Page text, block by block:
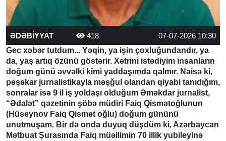
ƏDƏBİYYAT 418
07-07-2026 10:30
Gec xəbər tutdum... Yəqin, ya işin çoxluğundandır, ya
da, yaş artıq özünü göstərir. Xətrini istədiyim insanların
doğum günü əvvəlki kimi yaddaşımda qalmır. Nəisə ki,
peşəkar jurnalistikayla məşğul olandan qiyabi tanıdığım,
sonralar isə 9 il iş yoldaşı olduğum Əməkdar jurnalist,
“Ədalət” qəzetinin şöbə müdiri Faiq Qismətoğlunun
(Hüseynov Faiq Qismət oğlu) doğum gününü
unutmuşam. Bir də onda duyuq düşdüm ki, Azərbaycan
Mətbuat Şurasında Faiq müəllimin 70 illik yubileyinə